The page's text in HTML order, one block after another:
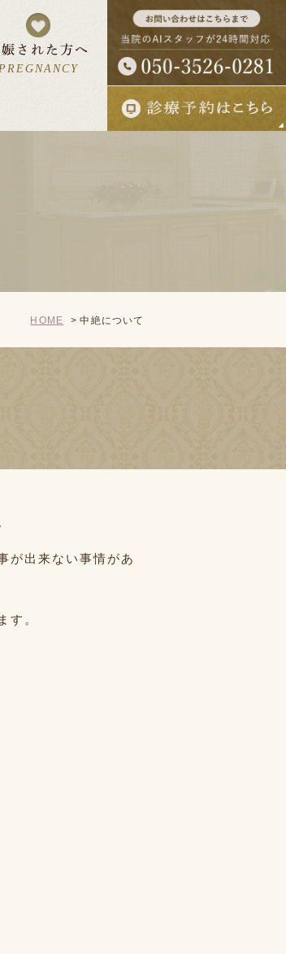
された方へ
HOME 中絶について
が出来ない事情があ
す。